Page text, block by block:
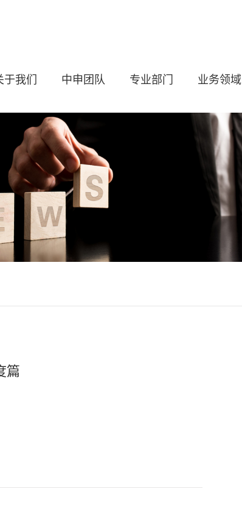
于我们 中申团队 专业部门 业务领域
篇